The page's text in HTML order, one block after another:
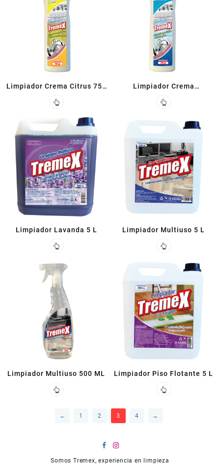
Limpiador Crema Citrus 750
ML
Limpiador Crema
Tradicional 750ML
Limpiador Lavanda 5 L Limpiador Multiuso 5 L
Limpiador Multiuso 500 ML Limpiador Piso Flotante 5 L
← 1 2 3 4 →
Somos Tremex, experiencia en limpieza